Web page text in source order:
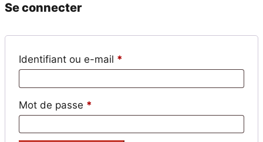
Se connecter
Identifiant ou e-mail *
Mot de passe *